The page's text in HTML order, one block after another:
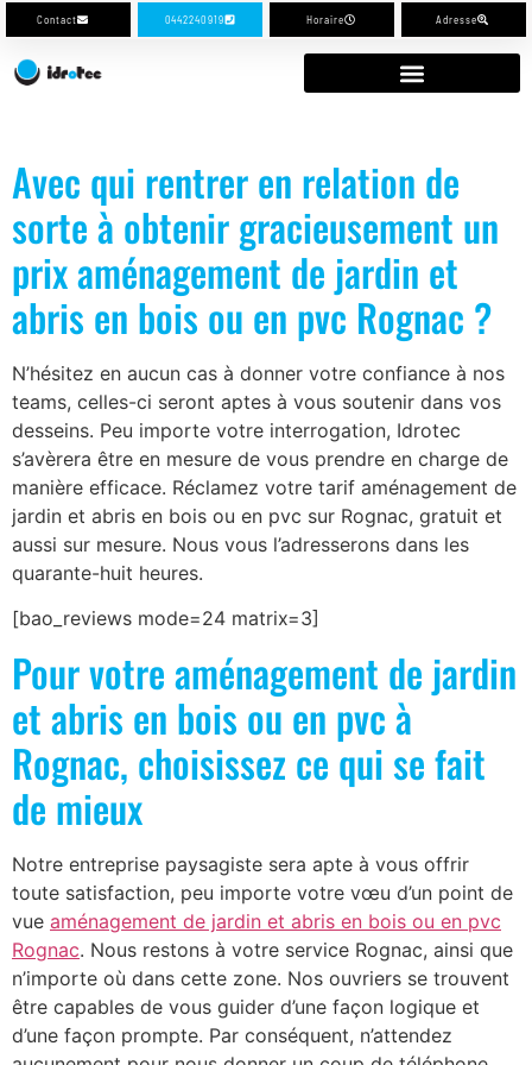
Contact 0442240919 Horaire Adresse
Avec qui rentrer en relation de
sorte à obtenir gracieusement un
prix aménagement de jardin et
abris en bois ou en pvc Rognac ?
N’hésitez en aucun cas à donner votre confiance à nos
teams, celles-ci seront aptes à vous soutenir dans vos
desseins. Peu importe votre interrogation, Idrotec
s’avèrera être en mesure de vous prendre en charge de
manière efficace. Réclamez votre tarif aménagement de
jardin et abris en bois ou en pvc sur Rognac, gratuit et
aussi sur mesure. Nous vous l’adresserons dans les
quarante-huit heures.
[bao_reviews mode=24 matrix=3]
Pour votre aménagement de jardin
et abris en bois ou en pvc à
Rognac, choisissez ce qui se fait
de mieux
Notre entreprise paysagiste sera apte à vous offrir
toute satisfaction, peu importe votre vœu d’un point de
vue aménagement de jardin et abris en bois ou en pvc
Rognac. Nous restons à votre service Rognac, ainsi que
n’importe où dans cette zone. Nos ouvriers se trouvent
être capables de vous guider d’une façon logique et
d’une façon prompte. Par conséquent, n’attendez